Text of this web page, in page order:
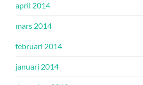
april 2014
mars 2014
februari 2014
januari 2014